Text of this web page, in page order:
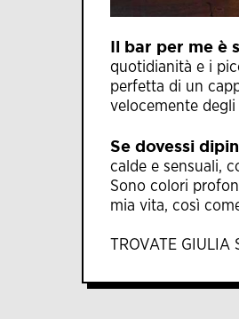
Il bar per me è
quotidianità e i
perfetta di un
velocemente
Se dovessi
calde e sensuali,
Sono colori
mia vita, così
TROVATE GIULIA